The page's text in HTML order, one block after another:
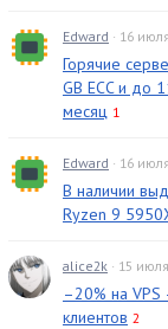
Edward · 16
Горячие
GB ECC и до
месяц 1
Edward · 16
В наличии
Ryzen 9
alice2k · 15
–20% на
клиентов 2